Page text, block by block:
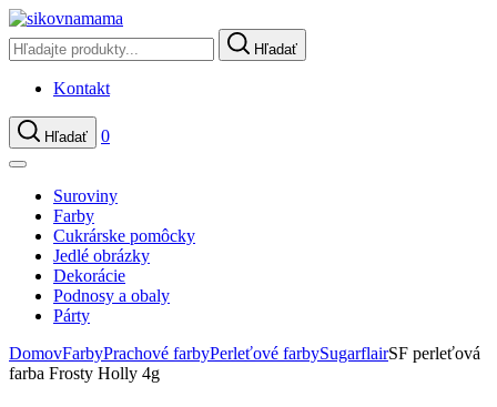
Hľadať
Kontakt
Hľadať 0
Suroviny
Farby
Cukrárske pomôcky
Jedlé obrázky
Dekorácie
Podnosy a obaly
Párty
DomovFarbyPrachové farbyPerleťové farbySugarflairSF perleťová
farba Frosty Holly 4g